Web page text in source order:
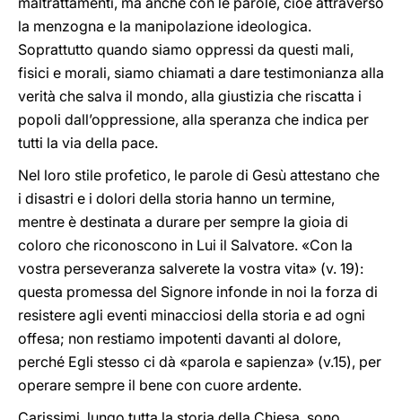
la menzogna e la manipolazione ideologica.
Soprattutto quando siamo oppressi da questi mali,
fisici e morali, siamo chiamati a dare testimonianza alla
verità che salva il mondo, alla giustizia che riscatta i
popoli dall’oppressione, alla speranza che indica per
tutti la via della pace.
Nel loro stile profetico, le parole di Gesù attestano che
i disastri e i dolori della storia hanno un termine,
mentre è destinata a durare per sempre la gioia di
coloro che riconoscono in Lui il Salvatore. «Con la
vostra perseveranza salverete la vostra vita» (v. 19):
questa promessa del Signore infonde in noi la forza di
resistere agli eventi minacciosi della storia e ad ogni
offesa; non restiamo impotenti davanti al dolore,
perché Egli stesso ci dà «parola e sapienza» (v.15), per
operare sempre il bene con cuore ardente.